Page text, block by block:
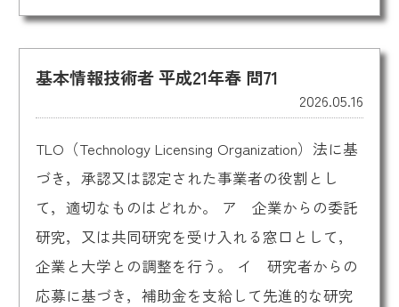
基本情報技術者 平成21年春 問71
2026.05.16
TLO（Technology Licensing Organization）法に基
づき，承認又は認定された事業者の役割とし
て，適切なものはどれか。 ア 企業からの委託
研究，又は共同研究を受け入れる窓口として，
企業と大学との調整を行う。 イ 研究者からの
応募に基づき，補助金を支給して先進的な研究